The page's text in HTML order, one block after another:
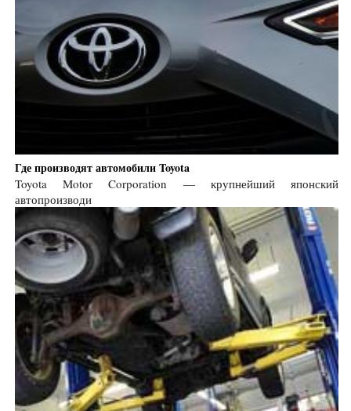
Где производят автомобили Toyota
Toyota Motor Corporation — крупнейший японский
автопроизводи